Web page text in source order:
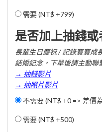
需要 (NT$ +799)
是否加上抽錢
長輩生日慶祝 / 記錄寶寶成
結婚紀念，下單後請主動聯
→ 抽錢影片
→ 抽照片影片
不需要 (NT$ +0 => 差價
需要 (NT$ +500)